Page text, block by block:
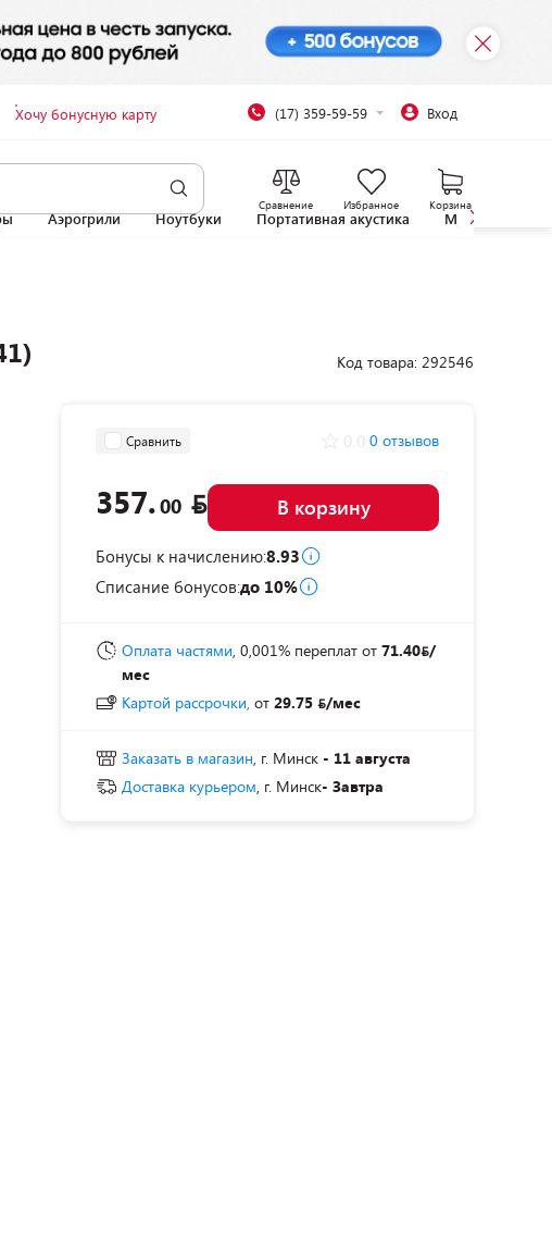
Хочу бонусную карту (17) 359-59-59 Вход
Сравнение Избранное Корзина
Аэрогрили Ноутбуки Портативная акустика
Код товара: 292546
Сравнить 0 отзывов
357.00 В корзину
Бонусы к начислению:8.93
Списание бонусов:до 10%
Оплата частями, 0,001% переплат от 71.40 /
мес
Картой рассрочки, от 29.75 /мес
Заказать в магазин, г. Минск - 11 августа
Доставка курьером, г. Минск- Завтра